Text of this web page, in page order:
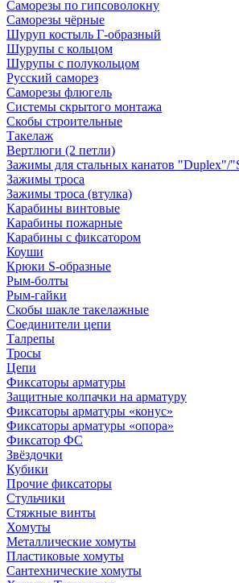
Саморезы по гипсоволокну
Саморезы чёрные
Шуруп костыль Г-образный
Шурупы с кольцом
Шурупы с полукольцом
Русский саморез
Саморезы флюгель
Системы скрытого монтажа
Скобы строительные
Такелаж
Вертлюги (2 петли)
Зажимы для стальных канатов "Duplex"/
Зажимы троса
Зажимы троса (втулка)
Карабины винтовые
Карабины пожарные
Карабины с фиксатором
Коуши
Крюки S-образные
Рым-болты
Рым-гайки
Скобы шакле такелажные
Соединители цепи
Талрепы
Тросы
Цепи
Фиксаторы арматуры
Защитные колпачки на арматуру
Фиксаторы арматуры «конус»
Фиксаторы арматуры «опора»
Фиксатор ФС
Звёздочки
Кубики
Прочие фиксаторы
Стульчики
Стяжные винты
Хомуты
Металлические хомуты
Пластиковые хомуты
Сантехнические хомуты